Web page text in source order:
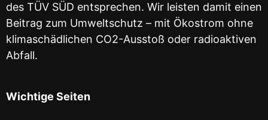
des TÜV SÜD entsprechen. Wir leisten damit einen
Beitrag zum Umweltschutz – mit Ökostrom ohne
klimaschädlichen CO2-Ausstoß oder radioaktiven
Abfall.
Wichtige Seiten